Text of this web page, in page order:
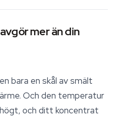
mer än din
bara en skål av smält
Och den temperatur
och ditt koncentrat